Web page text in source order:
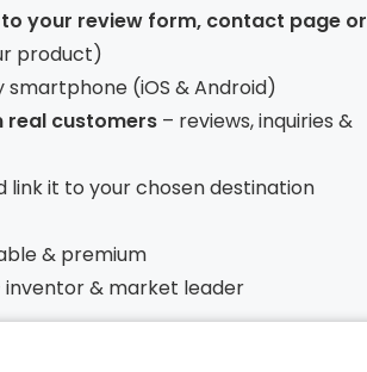
your review form, contact page or
product)
smartphone (iOS & Android)
real customers– reviews, inquiries &
link it to your chosen destination
& premium
inventor & market leader